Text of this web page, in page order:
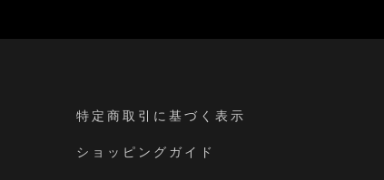
特定商取引に基づく表示
ショッピングガイド